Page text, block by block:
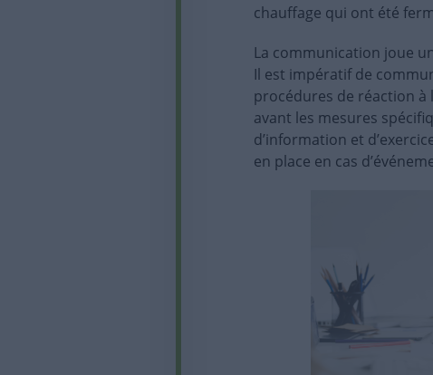
chauffage qui ont été
La communication joue
Il est impératif de
procédures de réaction à
avant les mesures
d’information et
en place en cas